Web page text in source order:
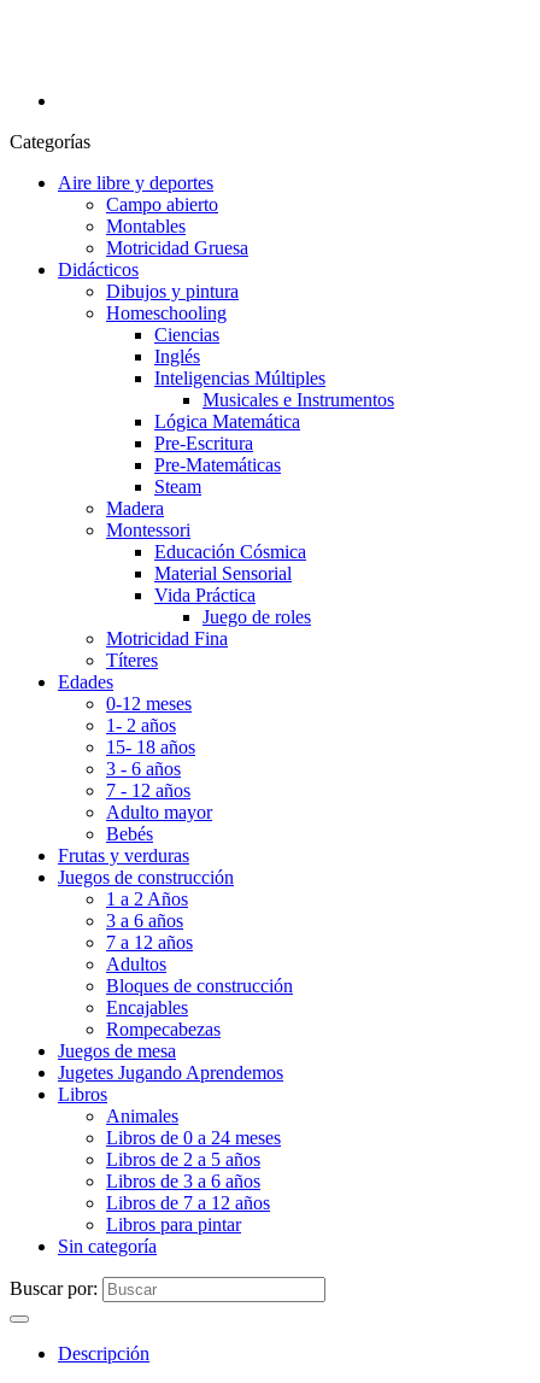
Categorías
Aire libre y deportes
Campo abierto
Montables
Motricidad Gruesa
Didácticos
Dibujos y pintura
Homeschooling
Ciencias
Inglés
Inteligencias Múltiples
Musicales e Instrumentos
Lógica Matemática
Pre-Escritura
Pre-Matemáticas
Steam
Madera
Montessori
Educación Cósmica
Material Sensorial
Vida Práctica
Juego de roles
Motricidad Fina
Títeres
Edades
0-12 meses
1- 2 años
15- 18 años
3 - 6 años
7 - 12 años
Adulto mayor
Bebés
Frutas y verduras
Juegos de construcción
1 a 2 Años
3 a 6 años
7 a 12 años
Adultos
Bloques de construcción
Encajables
Rompecabezas
Juegos de mesa
Jugetes Jugando Aprendemos
Libros
Animales
Libros de 0 a 24 meses
Libros de 2 a 5 años
Libros de 3 a 6 años
Libros de 7 a 12 años
Libros para pintar
Sin categoría
Buscar por:
Descripción